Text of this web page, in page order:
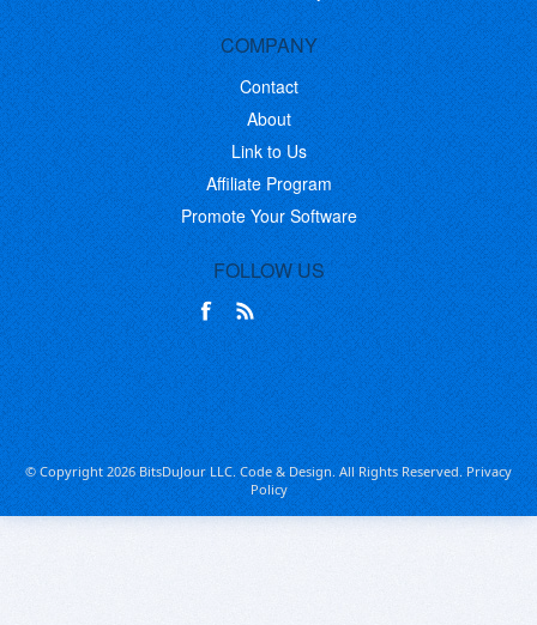
COMPANY
Contact
About
Link to Us
Affiliate Program
Promote Your Software
FOLLOW US
© Copyright 2026 BitsDuJour LLC. Code & Design. All Rights Reserved.Privacy
Policy